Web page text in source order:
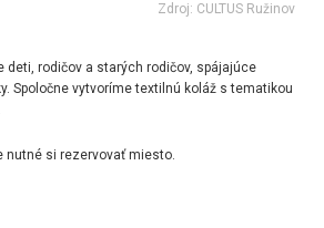
Zdroj: CULTUS Ružinov
deti, rodičov a starých rodičov, spájajúce
Spoločne vytvoríme textilnú koláž s tematikou
nutné si rezervovať miesto.